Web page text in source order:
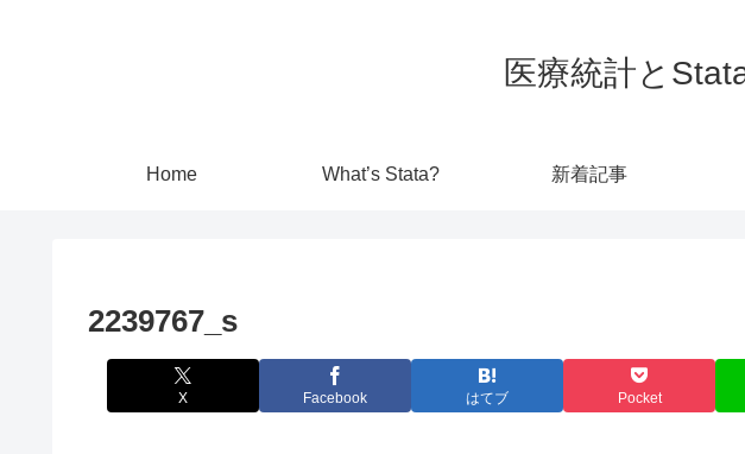
医療統計と
Home What’s Stata? 新着記事
2239767_s
X Facebook はてブ Pocket